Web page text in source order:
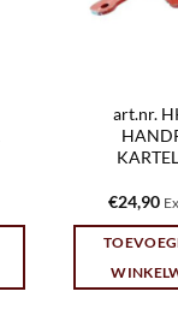
art.nr.
€24,90